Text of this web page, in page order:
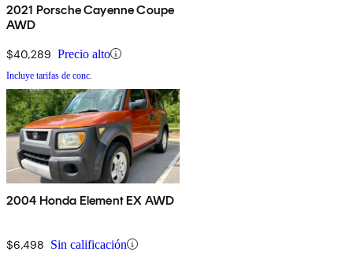
2021 Porsche Cayenne Coupe
AWD
$40,289 Precio alto
Incluye tarifas de conc.
2004 Honda Element EX AWD
$6,498 Sin calificación